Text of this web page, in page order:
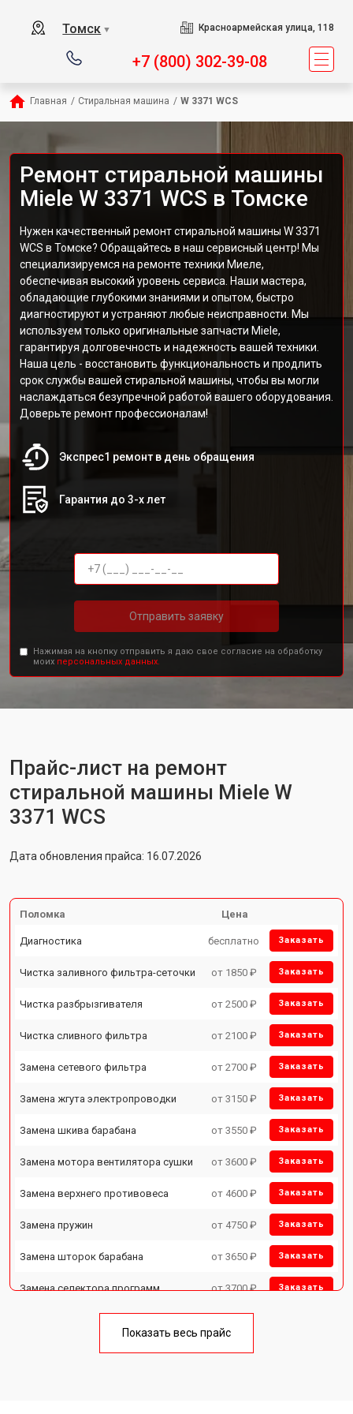
Томск ▼ Красноармейская улица, 118
+7 (800) 302-39-08
Главная / Стиральная машина / W 3371 WCS
Ремонт стиральной машины
Miele W 3371 WCS в Томске
Нужен качественный ремонт стиральной машины W 3371
WCS в Томске? Обращайтесь в наш сервисный центр! Мы
специализируемся на ремонте техники Миеле,
обеспечивая высокий уровень сервиса. Наши мастера,
обладающие глубокими знаниями и опытом, быстро
диагностируют и устраняют любые неисправности. Мы
используем только оригинальные запчасти Miele,
гарантируя долговечность и надежность вашей техники.
Наша цель - восстановить функциональность и продлить
срок службы вашей стиральной машины, чтобы вы могли
наслаждаться безупречной работой вашего оборудования.
Доверьте ремонт профессионалам!
Экспрес1 ремонт в день обращения
Гарантия до 3-х лет
Отправить заявку
Нажимая на кнопку отправить я даю свое согласие на обработку
моих персональных данных.
Прайс-лист на ремонт
стиральной машины Miele W
3371 WCS
Дата обновления прайса: 16.07.2026
Поломка Цена
Диагностика бесплатно Заказать
Чистка заливного фильтра-сеточки от 1850 ₽ Заказать
Чистка разбрызгивателя от 2500 ₽ Заказать
Чистка сливного фильтра от 2100 ₽ Заказать
Замена сетевого фильтра от 2700 ₽ Заказать
Замена жгута электропроводки от 3150 ₽ Заказать
Замена шкива барабана от 3550 ₽ Заказать
Замена мотора вентилятора сушки от 3600 ₽ Заказать
Замена верхнего противовеса от 4600 ₽ Заказать
Замена пружин от 4750 ₽ Заказать
Замена шторок барабана от 3650 ₽ Заказать
Замена селектора программ от 3700 ₽ Заказать
Замена опоры бака от 2800 ₽
Показать весь прайс